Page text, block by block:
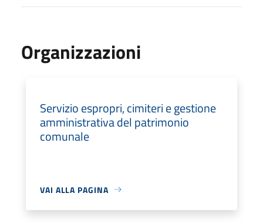
Organizzazioni
Servizio espropri, cimiteri e gestione
amministrativa del patrimonio
comunale
VAI ALLA PAGINA